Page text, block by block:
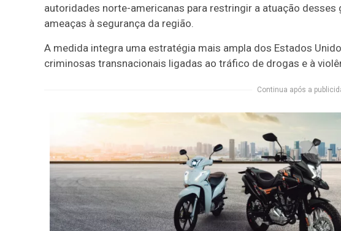
autoridades norte-americanas para restringir a atuação
ameaças à segurança da região.
A medida integra uma estratégia mais ampla dos Estados
criminosas transnacionais ligadas ao tráfico de drogas e à
Continua após a